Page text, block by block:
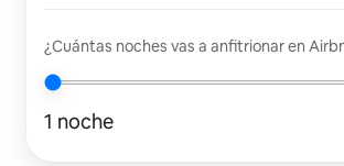
¿Cuántas noches vas a anfitrionar en
1 noche